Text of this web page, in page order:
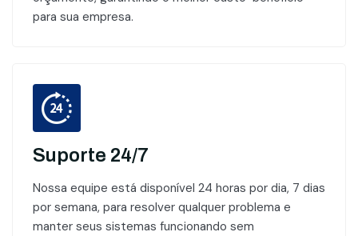
para sua empresa.
Suporte 24/7
Nossa equipe está disponível 24 horas por dia, 7 dias
por semana, para resolver qualquer problema e
manter seus sistemas funcionando sem